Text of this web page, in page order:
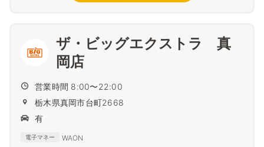
ザ・ビッグエクストラ 真
岡店
営業時間 8:00〜22:00
栃木県真岡市台町2668
有
電子マネー WAON